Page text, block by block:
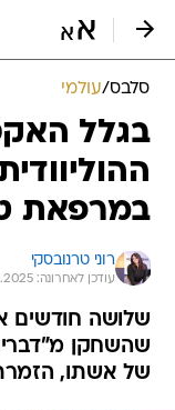
סלבס/עולמי
בגלל
במרפאת
רוני טרנובסקי
עודכן לאחרונה: 23.3.2025 / 11:41
שלושה חודשים
שהשחקן
של אשתו, הזמרת